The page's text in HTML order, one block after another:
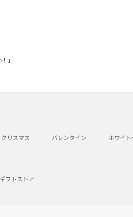
」
クリスマス バレンタイン ホワイ
フトストア